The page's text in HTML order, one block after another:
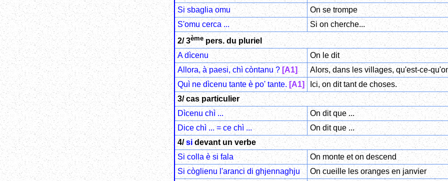
Si sbaglia omu
On se trompe
S'omu cerca ...
Si on cherche...
2/ 3èmepers. du pluriel
A dìcenu
On le dit
Allora, à paesi, chì còntanu ? [A1]
Alors, dans les villages, qu'est-ce-
Quì ne dìcenu tante è po' tante.[A1]
Ici, on dit tant de choses.
3/ cas particulier
Dìcenu chì ...
On dit que ...
Dice chì ... = ce chì ...
On dit que ...
4/sidevant un verbe
Si colla è si fala
On monte et on descend
Si còglienu l'aranci di ghjennaghju
On cueille les oranges en janvier